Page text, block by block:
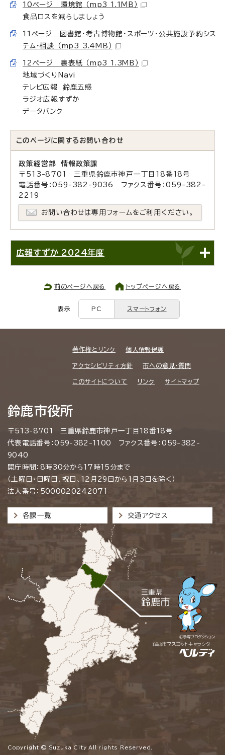
10ページ 環境館 （mp3 1.1MB）
食品ロスを減らしましょう
11ページ 図書館・考古博物館・スポーツ・公共施設予約シス
テム・相談 （mp3 3.4MB）
12ページ 裏表紙 （mp3 1.3MB）
地域づくりNavi
テレビ広報 鈴鹿五感
ラジオ広報すずか
データバンク
このページに関する お問い合わせ
政策経営部 情報政策課
〒513-8701 三重県鈴鹿市神戸一丁目18番18号
電話番号：059-382-9036 ファクス番号：059-382-
2219
お問い合わせは専用フォームをご利用ください。
広報すずか 2024年度
前のページへ戻る トップページへ戻る
表示 PC スマートフォン
著作権とリンク 個人情報保護
アクセシビリティ方針 市への意見・質問
このサイトについて リンク サイトマップ
鈴鹿市役所
〒513-8701 三重県鈴鹿市神戸一丁目18番18号
代表電話番号：059-382-1100 ファクス番号：059-382-
9040
開庁時間：8時30分から17時15分まで
（土曜日・日曜日、祝日、12月29日から1月3日を除く）
法人番号：5000020242071
各課一覧 交通アクセス
Copyright © Suzuka City All rights Reserved.